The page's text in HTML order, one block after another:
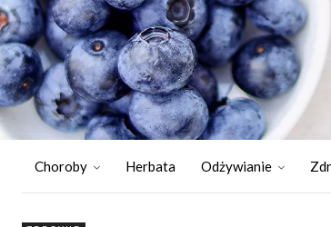
Choroby Herbata Odżywianie